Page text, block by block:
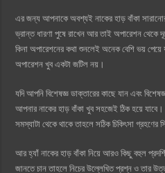
এর জন্য আপনাকে অবশ্যই নাকের হাড় বাঁকা
ভ্রান্ত ধারণা পুষে রাখেন আর তাই অপারেশন থেকে
কিনা অপারেশনের কথা শুনলেই অনেক বেশি ভয়
অপারেশন খুব একটা জটিল নয়।
যদি আপনি বিশেষজ্ঞ ডাক্তারের কাছে যান এবং
আপনার নাকের হাড় বাঁকা খুব সহজেই ঠিক হয়ে
সমস্যাটা থেকে থাকে তাহলে সঠিক চিকিৎসা গ্রহণের
আর হ্যাঁ নাকের হাড় বাঁকা নিয়ে আরও কিছু বহুল
জানতে চান তাহলে নিচের উল্লেখিত প্রশ্ন ও তার